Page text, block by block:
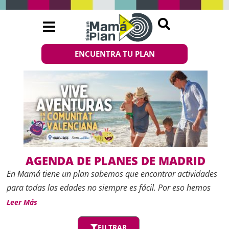
ENCUENTRA TU PLAN
AGENDA DE PLANES DE MADRID
EnMamá tiene un plansabemos que encontrar actividades
para todas las edades no siempre es fácil. Por eso hemos
creado esta
actualizado con las mejores propuestas de ocio, cultura y
Leer Más